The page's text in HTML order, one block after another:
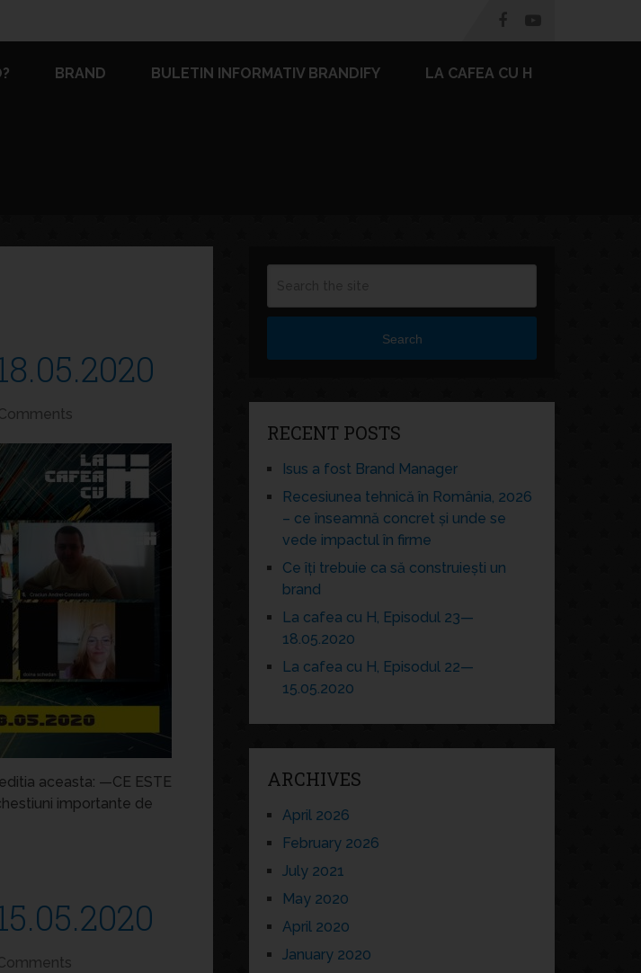
BRAND BULETIN INFORMATIV BRANDIFY LA CAFEA CU H
aceasta: —CE ESTE
importante de
Search
RECENT POSTS
Isus a fost Brand Manager
Recesiunea tehnică în România, 2026
– ce înseamnă concret și unde se
vede impactul în firme
Ce îți trebuie ca să construiești un
brand
La cafea cu H, Episodul 23—
18.05.2020
La cafea cu H, Episodul 22—
15.05.2020
ARCHIVES
April 2026
February 2026
July 2021
May 2020
April 2020
January 2020